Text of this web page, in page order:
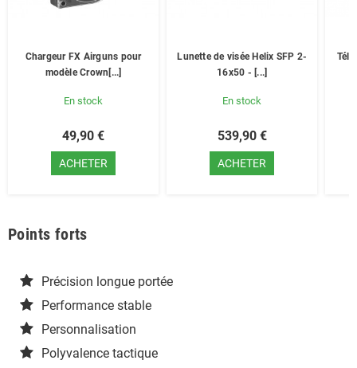
Chargeur FX Airguns pour
modèle Crown[...]
En stock
49,90 €
ACHETER
Lunette de visée Helix SFP 2-
16x50 - [...]
En stock
539,90 €
ACHETER
Points forts
Précision longue portée
Performance stable
Personnalisation
Polyvalence tactique